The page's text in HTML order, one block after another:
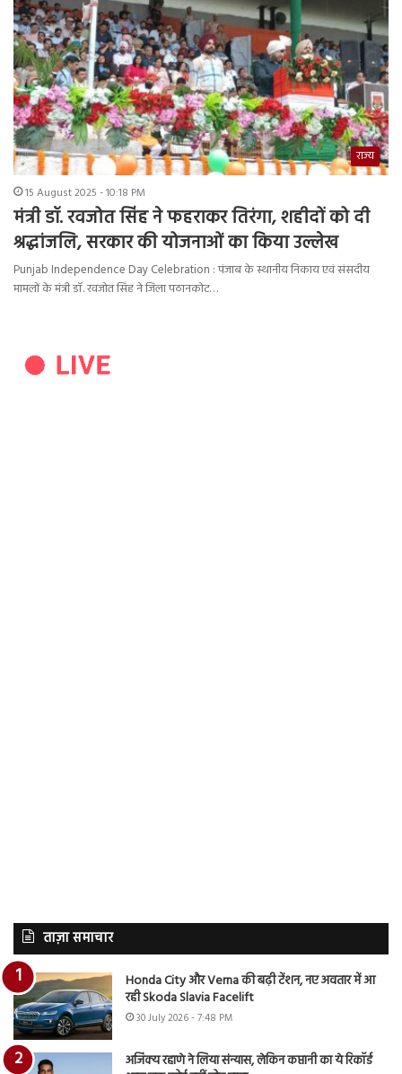
राज्य
15 August 2025 - 10:18 PM
मंत्री डॉ. रवजोत सिंह ने फहराकर तिरंगा, शहीदों को दी
श्रद्धांजलि, सरकार की योजनाओं का किया उल्लेख
Punjab Independence Day Celebration : पंजाब के स्थानीय निकाय एवं संसदीय
मामलों के मंत्री डॉ. रवजोत सिंह ने जिला पठानकोट…
ताज़ा समाचार
Honda City और Verna की बढ़ी टेंशन, नए अवतार में आ
रही Skoda Slavia Facelift
30 July 2026 - 7:48 PM
अजिंक्य रहाणे ने लिया संन्यास, लेकिन कप्तानी का ये रिकॉर्ड